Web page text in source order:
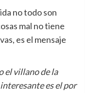
no todo son
mal no tiene
es el mensaje
el villano de la
es el por